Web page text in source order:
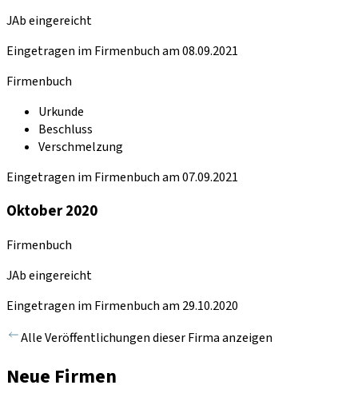
JAb eingereicht
Eingetragen im Firmenbuch am 08.09.2021
Firmenbuch
Urkunde
Beschluss
Verschmelzung
Eingetragen im Firmenbuch am 07.09.2021
Oktober 2020
Firmenbuch
JAb eingereicht
Eingetragen im Firmenbuch am 29.10.2020
Alle Veröffentlichungen dieser Firma anzeigen
Neue Firmen